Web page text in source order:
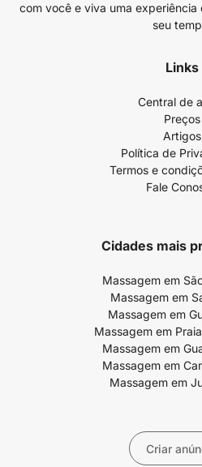
com você e viva uma
seu
Links
Central de
Preços
Artigos
Política de
Termos e
Fale
Cidades mais
Massagem em
Massagem em
Massagem em
Massagem em
Massagem em
Massagem em
Massagem em
Criar